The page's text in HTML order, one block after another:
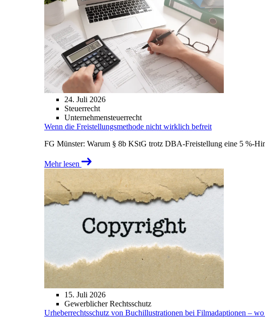
24. Juli 2026
Steuerrecht
Unternehmensteuerrecht
Wenn die Freistellungsmethode nicht wirklich befreit
FG Münster: Warum § 8b KStG trotz DBA-Freistellung eine 5 %-
Mehr lesen
15. Juli 2026
Gewerblicher Rechtsschutz
Urheberrechtsschutz von Buchillustrationen bei Filmadaptionen –